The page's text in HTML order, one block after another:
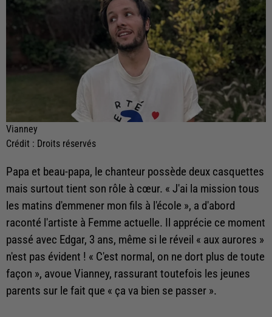
Vianney
Crédit : Droits réservés
Papa et beau-papa, le chanteur possède deux casquettes
mais surtout tient son rôle à cœur. « J'ai la mission tous
les matins d'emmener mon fils à l'école », a d'abord
raconté l'artiste à Femme actuelle. Il apprécie ce moment
passé avec Edgar, 3 ans, même si le réveil « aux aurores »
n'est pas évident ! « C'est normal, on ne dort plus de toute
façon », avoue Vianney, rassurant toutefois les jeunes
parents sur le fait que « ça va bien se passer ».